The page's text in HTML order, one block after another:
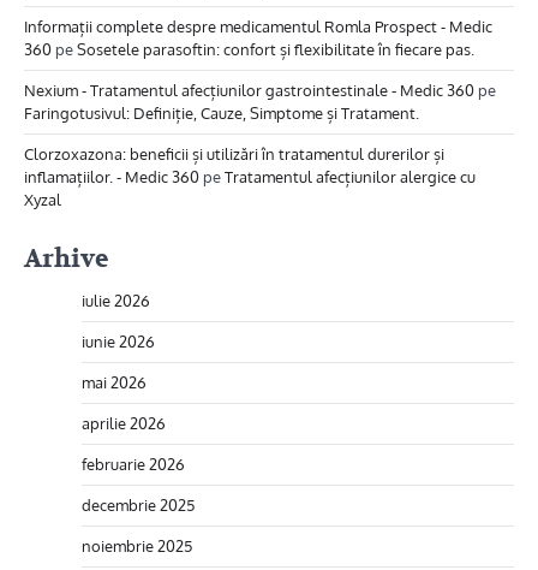
Informații complete despre medicamentul Romla Prospect - Medic
360 peSosetele parasoftin: confort și flexibilitate în fiecare pas.
Nexium - Tratamentul afecțiunilor gastrointestinale - Medic 360 pe
Faringotusivul: Definiție, Cauze, Simptome și Tratament.
Clorzoxazona: beneficii și utilizări în tratamentul durerilor și
inflamațiilor. - Medic 360 peTratamentul afecțiunilor alergice cu
Xyzal
Arhive
iulie 2026
iunie 2026
mai 2026
aprilie 2026
februarie 2026
decembrie 2025
noiembrie 2025